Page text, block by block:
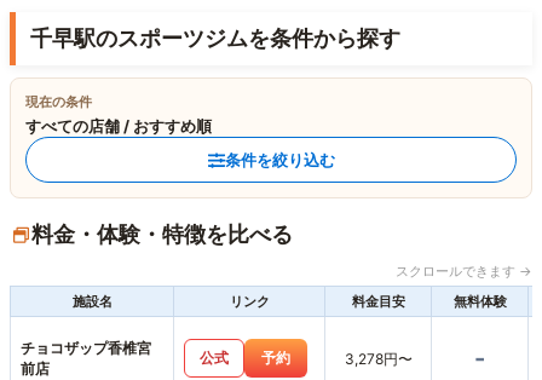
千早駅のスポーツジムを条件から探す
現在の条件
すべての店舗 / おすすめ順
条件を絞り込む
料金・体験・特徴を比べる
スクロールできます →
施設名
リンク 料金目安 無料体験
チョコザップ香椎宮
前店
公式 予約 3,278円〜 -